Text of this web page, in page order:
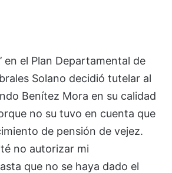
en el Plan Departamental de
Solano decidió tutelar al
Benítez Mora en su calidad
no su tuvo en cuenta que
de pensión de vejez.
no autorizar mi
que no se haya dado el